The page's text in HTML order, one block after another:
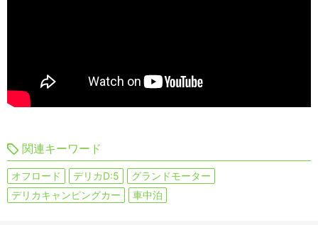
関連キーワード
オフロード デリカD:5
グランドモーター
デリカキャンピングカー
車中泊